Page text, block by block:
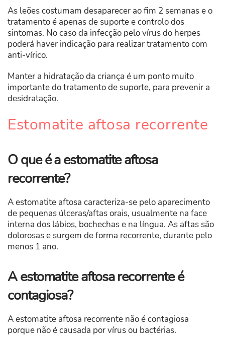
As leões costumam desaparecer ao fim 2 semanas e o
tratamento é apenas de suporte e controlo dos
sintomas. No caso da infecção pelo vírus do herpes
poderá haver indicação para realizar tratamento com
anti-vírico.
Manter a hidratação da criança é um ponto muito
importante do tratamento de suporte, para prevenir a
desidratação.
Estomatite aftosa recorrente
O que é a estomatite aftosa
recorrente?
A estomatite aftosa caracteriza-se pelo aparecimento
de pequenas úlceras/aftas orais, usualmente na face
interna dos lábios, bochechas e na língua. As aftas são
dolorosas e surgem de forma recorrente, durante pelo
menos 1 ano.
A estomatite aftosa recorrente é
contagiosa?
A estomatite aftosa recorrente não é contagiosa
porque não é causada por vírus ou bactérias.